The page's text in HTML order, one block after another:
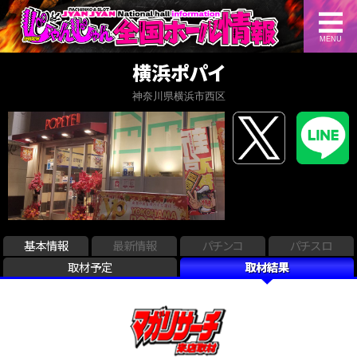
MENU
横浜ポパイ
神奈川県横浜市西区
基本情報 最新情報 パチンコ
パチスロ
取材予定
取材結果